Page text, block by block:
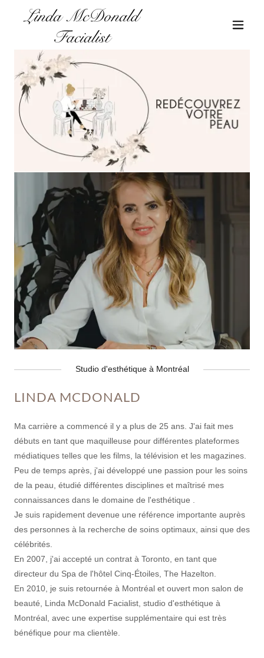
Studio d'esthétique à Montréal
LINDA MCDONALD
Ma carrière a commencé il y a plus de 25 ans. J'ai fait mes
débuts en tant que maquilleuse pour différentes plateformes
médiatiques telles que les films, la télévision et les magazines.
Peu de temps après, j'ai développé une passion pour les soins
de la peau, étudié différentes disciplines et maîtrisé mes
connaissances dans le domaine de l'esthétique .
Je suis rapidement devenue une référence importante auprès
des personnes à la recherche de soins optimaux, ainsi que des
célébrités.
En 2007, j'ai accepté un contrat à Toronto, en tant que
directeur du Spa de l'hôtel Cinq-Étoiles, The Hazelton.
En 2010, je suis retournée à Montréal et ouvert mon salon de
beauté, Linda McDonald Facialist, studio d'esthétique à
Montréal, avec une expertise supplémentaire qui est très
bénéfique pour ma clientèle.